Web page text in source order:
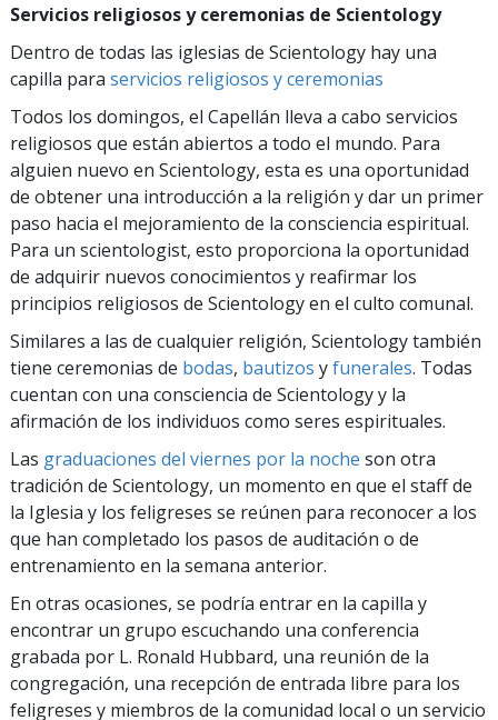
Servicios religiosos y ceremonias de Scientology
Dentro de todas las iglesias de Scientology hay una
capilla para servicios religiosos y ceremonias
Todos los domingos, el Capellán lleva a cabo servicios
religiosos que están abiertos a todo el mundo. Para
alguien nuevo en Scientology, esta es una oportunidad
de obtener una introducción a la religión y dar un primer
paso hacia el mejoramiento de la consciencia espiritual.
Para un scientologist, esto proporciona la oportunidad
de adquirir nuevos conocimientos y reafirmar los
principios religiosos de Scientology en el culto comunal.
Similares a las de cualquier religión, Scientology también
tiene ceremonias de bodas, bautizos yfunerales. Todas
cuentan con una consciencia de Scientology y la
afirmación de los individuos como seres espirituales.
Las graduaciones del viernes por la noche son otra
tradición de Scientology, un momento en que el staff de
la Iglesia y los feligreses se reúnen para reconocer a los
que han completado los pasos de auditación o de
entrenamiento en la semana anterior.
En otras ocasiones, se podría entrar en la capilla y
encontrar un grupo escuchando una conferencia
grabada por L. Ronald Hubbard, una reunión de la
congregación, una recepción de entrada libre para los
feligreses y miembros de la comunidad local o un servicio